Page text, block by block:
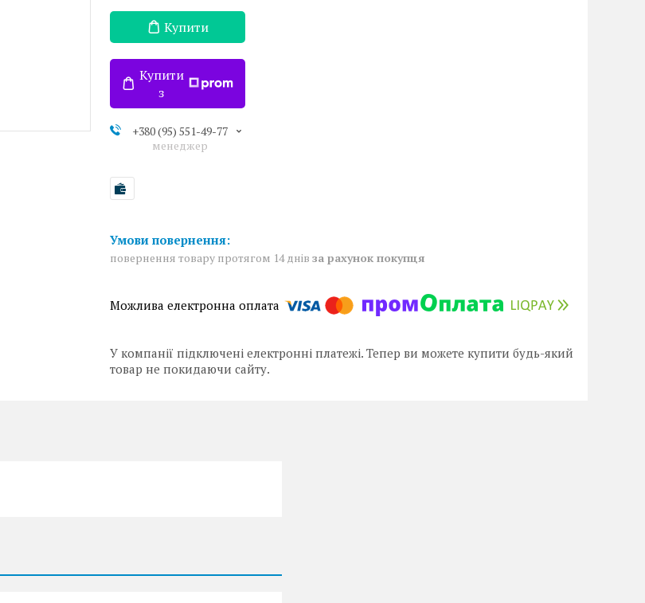
Купити
Купити
з
+380 (95) 551-49-77
менеджер
повернення товару протягом 14 днів за рахунок покупця
У компанії підключені електронні платежі. Тепер ви можете купити будь-який
товар не покидаючи сайту.